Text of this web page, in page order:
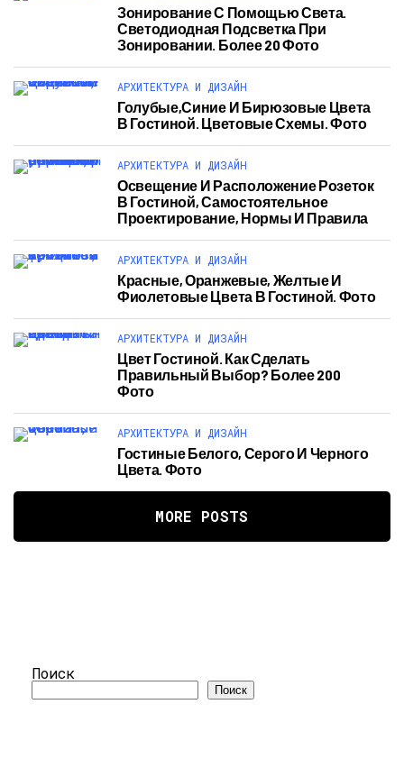
Зонирование С Помощью Света.
Светодиодная Подсветка При
Зонировании. Более 20 Фото
АРХИТЕКТУРА И ДИЗАЙН
Голубые,синие И Бирюзовые Цвета
В Гостиной. Цветовые Схемы. Фото
АРХИТЕКТУРА И ДИЗАЙН
Освещение И Расположение Розеток
В Гостиной, Самостоятельное
Проектирование, Нормы И Правила
АРХИТЕКТУРА И ДИЗАЙН
Красные, Оранжевые, Желтые И
Фиолетовые Цвета В Гостиной. Фото
АРХИТЕКТУРА И ДИЗАЙН
Цвет Гостиной. Как Сделать
Правильный Выбор? Более 200
Фото
АРХИТЕКТУРА И ДИЗАЙН
Гостиные Белого, Серого И Черного
Цвета. Фото
MORE POSTS
Поиск
Поиск